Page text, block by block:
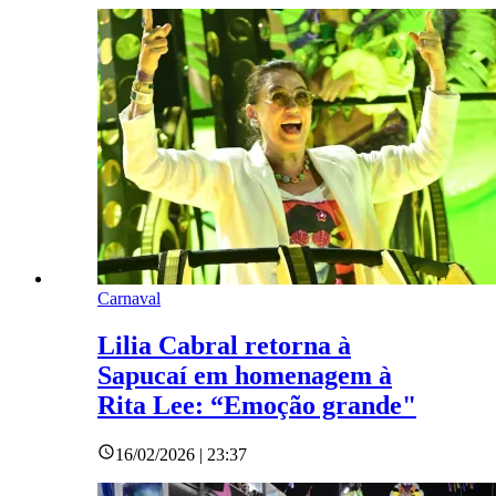
Carnaval
Lilia Cabral retorna à
Sapucaí em homenagem à
Rita Lee: “Emoção grande"
16/02/2026 | 23:37